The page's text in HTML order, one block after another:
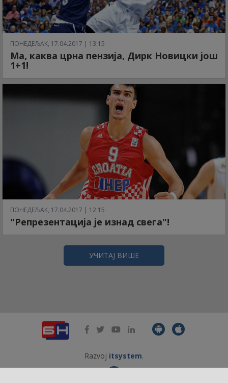
ПОНЕДЕЉАК, 17.04.2017 | 13:15
Ма, каква црна пензија, Дирк Новицки још
1+1!
ПОНЕДЕЉАК, 17.04.2017 | 12:15
"Репрезентација је изнад свега"!
УЧИТАЈ ВИШЕ
Razvoj itsystem.